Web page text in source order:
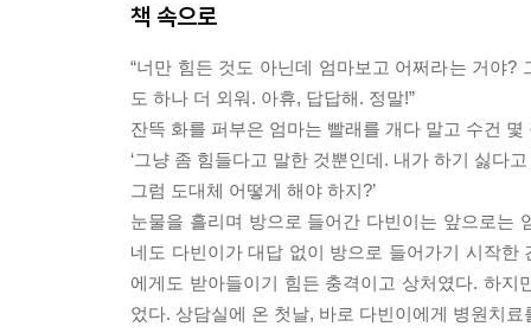
책 속으로
“너만 힘든 것도 아닌데 엄마보고 어쩌라는 거야
도 하나 더 외워. 아휴, 답답해. 정말!”
잔뜩 화를 퍼부은 엄마는 빨래를 개다 말고 수건
‘그냥 좀 힘들다고 말한 것뿐인데. 내가 하기 싫다
그럼 도대체 어떻게 해야 하지?’
눈물을 흘리며 방으로 들어간 다빈이는 앞으로는
네도 다빈이가 대답 없이 방으로 들어가기 시작
에게도 받아들이기 힘든 충격이고 상처였다. 하
었다. 상담실에 온 첫날, 바로 다빈이에게 병원치